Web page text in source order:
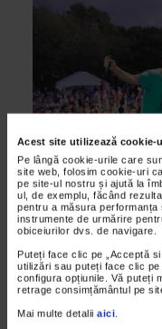
Acest site utilizează cookie-
Pe lângă cookie-urile care
site web, folosim cookie-uri
pe site-ul nostru și ajută la
ul, de exemplu, făcând
pentru a măsura
instrumente de urmărire
obiceiurilor dvs. de navigare.
Puteți face clic pe „Acceptă
utilizări sau puteți face clic
configura opțiunile. Vă puteți
retrage consimțământul pe
Mai multe detalii aici.
ALTE MATERIALE
CATENA a
FESTIVALUL
24/09/2017
FESTIVALUL INIMII
una!Un weekend plin